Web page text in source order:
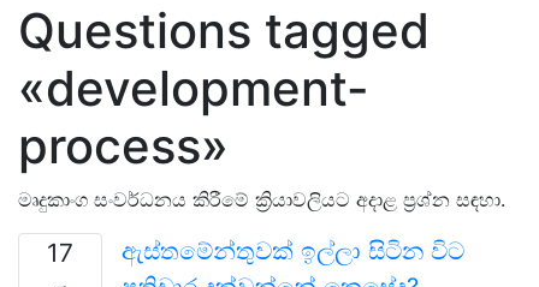
Questions tagged
«development-
process»
මෘදුකාංග සංවර්ධනය කිරීමේ ක්‍රියාවලියට අදාළ ප්‍රශ්න සඳහා.
17
ඇස්තමේන්තුවක් ඉල්ලා සිටින විට